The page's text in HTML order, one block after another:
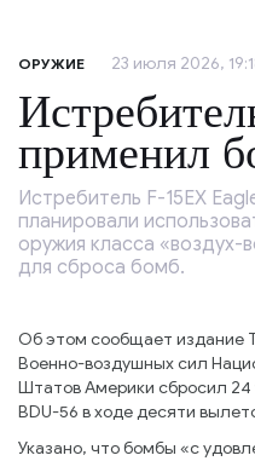
ОРУЖИЕ 23 июля 2026,
применил
Истребитель F-15EX
планировали
оружия класса «воздух-
для сброса бомб.
Об этом сообщает издание
Военно-воздушных сил
Штатов Америки сбросил
BDU-56 в ходе десяти
Указано, что бомбы «с